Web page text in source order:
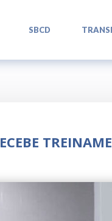
SBCD